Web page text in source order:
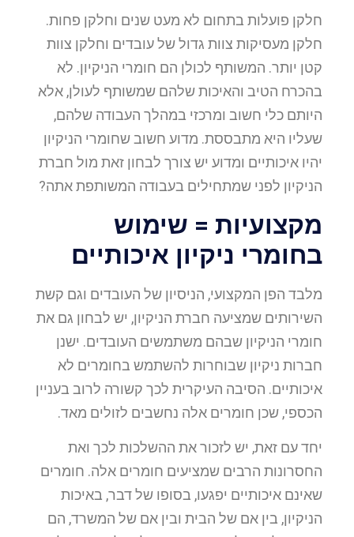
חלקן פועלות בתחום לא מעט שנים וחלקן פחות.
חלקן מעסיקות צוות גדול של עובדים וחלקן צוות
קטן יותר. המשותף לכולן הם חומרי הניקיון. לא
בהכרח הטיב והאיכות שלהם שמשותף לעולן, אלא
היותם כלי חשוב ומרכזי במהלך העבודה שלהם,
שעליו היא מתבססת. מדוע חשוב שחומרי הניקיון
יהיו איכותיים ומדוע יש צורך לבחון זאת מול חברת
הניקיון לפני שמתחילים בעבודה המשותפת אתה?
מקצועיות = שימוש
בחומרי ניקיון איכותיים
מלבד הפן המקצועי, הניסיון של העובדים וגם קשת
השירותים שמציעה חברת הניקיון, יש לבחון גם את
חומרי הניקיון שבהם משתמשים העובדים. ישנן
חברות ניקיון שבוחרות להשתמש בחומרים לא
איכותיים. הסיבה העיקרית לכך קשורה לרוב בעניין
הכספי, שכן חומרים אלה נחשבים לזולים מאד.
יחד עם זאת, יש לזכור את ההשלכות לכך ואת
החסרונות הרבים שמציעים חומרים אלה. חומרים
שאינם איכותיים יפגעו, בסופו של דבר, באיכות
הניקיון, בין אם של הבית ובין אם של המשרד, הם